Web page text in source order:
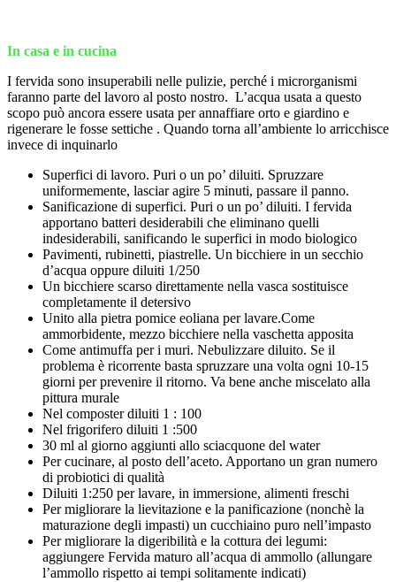
In casa e in cucina
I fervida sono insuperabili nelle pulizie, perché i microrganismi
faranno parte del lavoro al posto nostro. L’acqua usata a questo
scopo può ancora essere usata per annaffiare orto e giardino e
rigenerare le fosse settiche . Quando torna all’ambiente lo arricchisce
invece di inquinarlo
Superfici di lavoro. Puri o un po’ diluiti. Spruzzare
uniformemente, lasciar agire 5 minuti, passare il panno.
Sanificazione di superfici. Puri o un po’ diluiti. I fervida
apportano batteri desiderabili che eliminano quelli
indesiderabili, sanificando le superfici in modo biologico
Pavimenti, rubinetti, piastrelle. Un bicchiere in un secchio
d’acqua oppure diluiti 1/250
Un bicchiere scarso direttamente nella vasca sostituisce
completamente il detersivo
Unito alla pietra pomice eoliana per lavare.Come
ammorbidente, mezzo bicchiere nella vaschetta apposita
Come antimuffa per i muri. Nebulizzare diluito. Se il
problema è ricorrente basta spruzzare una volta ogni 10-15
giorni per prevenire il ritorno. Va bene anche miscelato alla
pittura murale
Nel composter diluiti 1 : 100
Nel frigorifero diluiti 1 :500
30 ml al giorno aggiunti allo sciacquone del water
Per cucinare, al posto dell’aceto. Apportano un gran numero
di probiotici di qualità
Diluiti 1:250 per lavare, in immersione, alimenti freschi
Per migliorare la lievitazione e la panificazione (nonchè la
maturazione degli impasti) un cucchiaino puro nell’impasto
Per migliorare la digeribilità e la cottura dei legumi:
aggiungere Fervida maturo all’acqua di ammollo (allungare
l’ammollo rispetto ai tempi solitamente indicati)